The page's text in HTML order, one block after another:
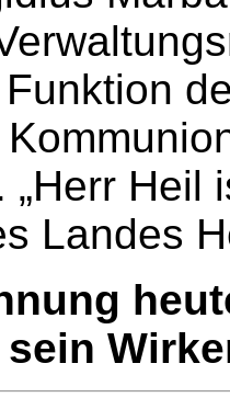
„Herr
Landes